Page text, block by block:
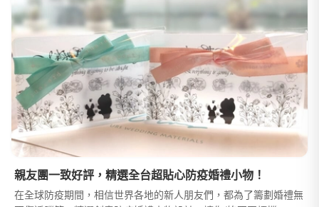
親友團一致好評，精選全台超貼心防疫婚禮小物！
在全球防疫期間，相信世界各地的新人朋友們，都為了籌劃婚禮無